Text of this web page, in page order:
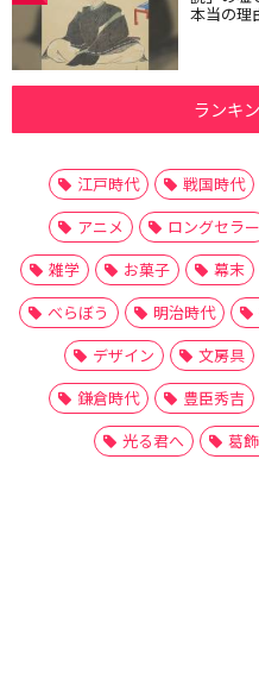
本当の理
ランキ
江戸時代 戦国時代
アニメ
ロングセラー
雑学
お菓子 幕末
べらぼう
明治時代
デザイン
文房具
鎌倉時代
豊臣秀吉
光る君へ
葛